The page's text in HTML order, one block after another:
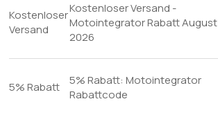
Kostenloser
Versand
Kostenloser Versand -
Motointegrator Rabatt August
2026
5% Rabatt
5% Rabatt: Motointegrator
Rabattcode